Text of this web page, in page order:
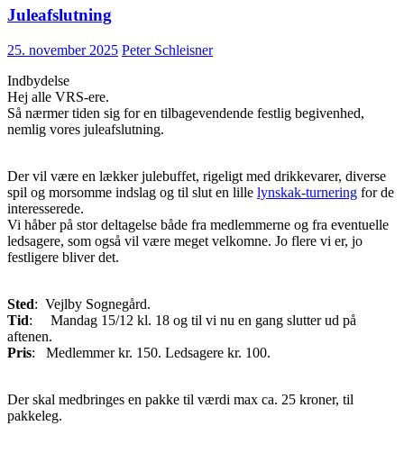
Juleafslutning
25. november 2025 Peter Schleisner
Indbydelse
Hej alle VRS-ere.
Så nærmer tiden sig for en tilbagevendende festlig begivenhed,
nemlig vores juleafslutning.
Der vil være en lækker julebuffet, rigeligt med drikkevarer, diverse
spil og morsomme indslag og til slut en lille lynskak-turnering for de
interesserede.
Vi håber på stor deltagelse både fra medlemmerne og fra eventuelle
ledsagere, som også vil være meget velkomne. Jo flere vi er, jo
festligere bliver det.
Sted: Vejlby Sognegård.
Tid: Mandag 15/12 kl. 18 og til vi nu en gang slutter ud på
aftenen.
Pris: Medlemmer kr. 150. Ledsagere kr. 100.
Der skal medbringes en pakke til værdi max ca. 25 kroner, til
pakkeleg.